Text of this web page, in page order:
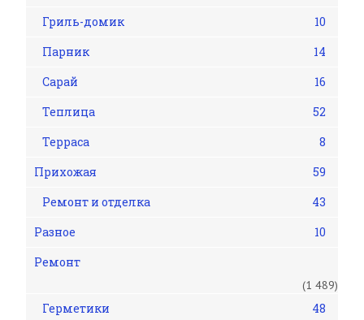
Гриль-домик
10
Парник
14
Сарай
16
Теплица
52
Терраса
8
Прихожая
59
Ремонт и отделка
43
Разное
10
Ремонт
(1 489)
Герметики
48